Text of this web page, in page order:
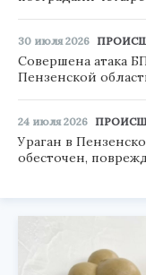
30 июля 2026
Совершена атака
Пензенской
24 июля 2026
Ураган в
обесточен,